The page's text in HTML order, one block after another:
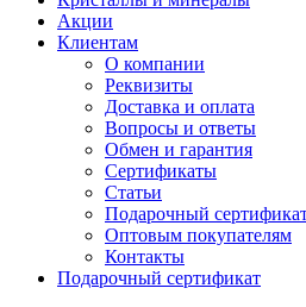
Акции
Клиентам
О компании
Реквизиты
Доставка и оплата
Вопросы и ответы
Обмен и гарантия
Сертификаты
Статьи
Подарочный
Оптовым покупателям
Контакты
Подарочный сертификат